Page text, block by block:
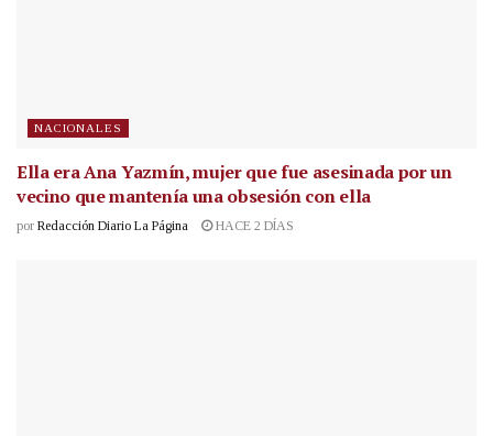
NACIONALES
Ella era Ana Yazmín, mujer que fue asesinada por un
vecino que mantenía una obsesión con ella
por Redacción Diario La Página HACE 2 DÍAS